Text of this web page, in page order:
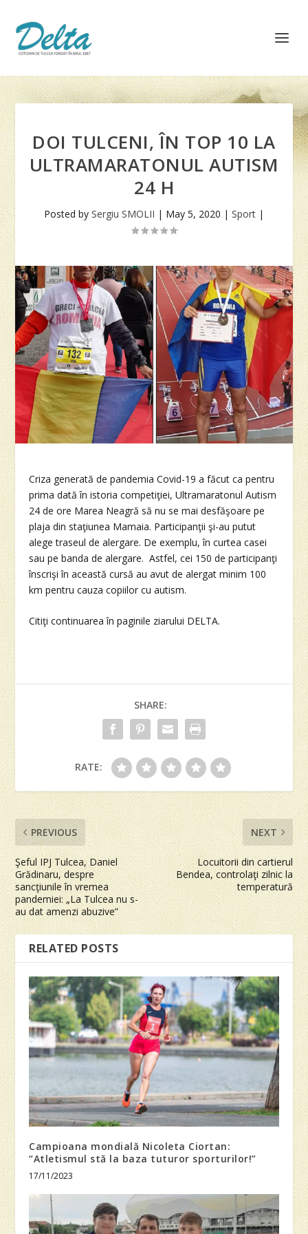
DOI TULCENI, ÎN TOP 10 LA
ULTRAMARATONUL AUTISM
24 H
Posted by Sergiu SMOLII | May 5, 2020 | Sport |
Criza generată de pandemia Covid-19 a făcut ca pentru
prima dată în istoria competiţiei, Ultramaratonul Autism
24 de ore Marea Neagră să nu se mai desfăşoare pe
plaja din staţiunea Mamaia. Participanţii şi-au putut
alege traseul de alergare. De exemplu, în curtea casei
sau pe banda de alergare. Astfel, cei 150 de participanţi
înscrişi în această cursă au avut de alergat minim 100
km pentru cauza copiilor cu autism.
Citiţi continuarea în paginile ziarului DELTA.
SHARE:
RATE:
PREVIOUS
Şeful IPJ Tulcea, Daniel
Grădinaru, despre
sancţiunile în vremea
pandemiei: „La Tulcea nu s-
au dat amenzi abuzive”
NEXT
Locuitorii din cartierul
Bendea, controlaţi zilnic la
temperatură
RELATED POSTS
Campioana mondială Nicoleta Ciortan:
“Atletismul stă la baza tuturor sporturilor!”
17/11/2023